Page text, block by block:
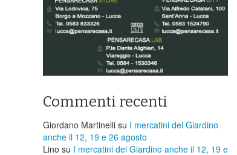
Commenti recenti
Giordano Martinelli su I mercatini del Giardino
anche il 12, 19 e 26 agosto
Lino su I mercatini del Giardino anche il 12, 19 e